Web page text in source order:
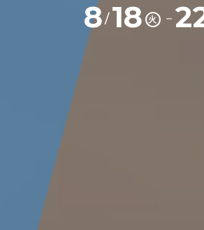
8/18 火 －